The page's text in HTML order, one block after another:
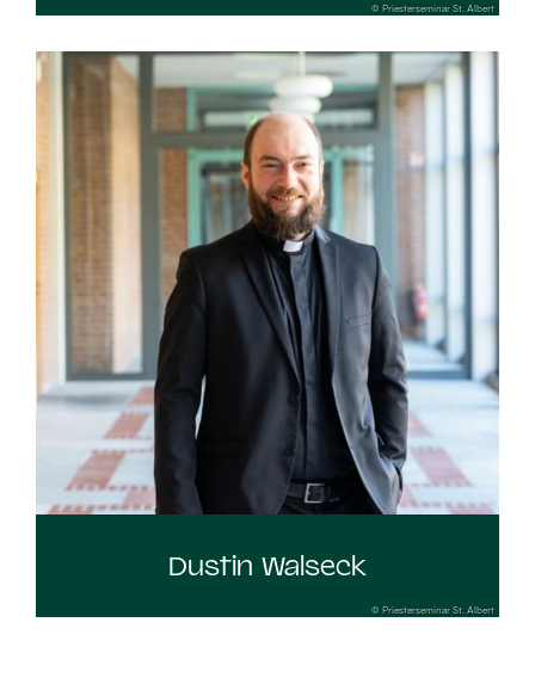
© Priesterseminar St. Albert
Dustin Walseck
© Priesterseminar St. Albert